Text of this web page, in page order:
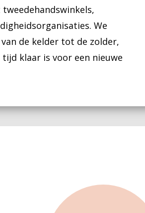
We
de kelder tot de zolder,
klaar is voor een nieuwe